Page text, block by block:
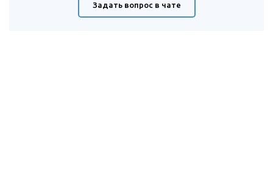
Задать вопрос в чате